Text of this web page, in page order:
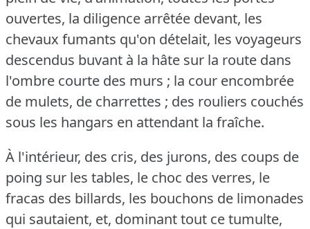
ouvertes, la diligence arrêtée devant, les
chevaux fumants qu'on dételait, les voyageurs
descendus buvant à la hâte sur la route dans
l'ombre courte des murs ; la cour encombrée
de mulets, de charrettes ; des rouliers couchés
sous les hangars en attendant la fraîche.
À l'intérieur, des cris, des jurons, des coups de
poing sur les tables, le choc des verres, le
fracas des billards, les bouchons de limonades
qui sautaient, et, dominant tout ce tumulte,